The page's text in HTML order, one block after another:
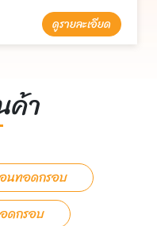
ดูรายละเอียด
ค้า
นทอดกรอบ
ดกรอบ